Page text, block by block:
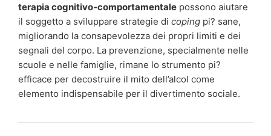
terapia cognitivo-comportamentale possono aiutare
il soggetto a sviluppare strategie di coping pi? sane,
migliorando la consapevolezza dei propri limiti e dei
segnali del corpo. La prevenzione, specialmente nelle
scuole e nelle famiglie, rimane lo strumento pi?
efficace per decostruire il mito dell’alcol come
elemento indispensabile per il divertimento sociale.